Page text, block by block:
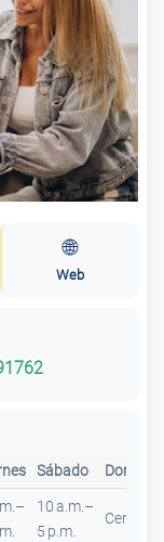
🌐
Web
Sábado
10 a.m.–
5 p.m.
Cerrado